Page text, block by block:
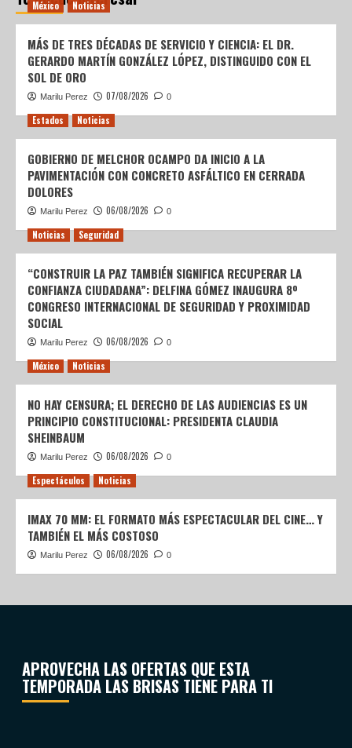
México Noticias
MÁS DE TRES DÉCADAS DE SERVICIO Y CIENCIA: EL DR.
GERARDO MARTÍN GONZÁLEZ LÓPEZ, DISTINGUIDO CON EL
SOL DE ORO
Marilu Perez 07/08/2026 0
Estados Noticias
GOBIERNO DE MELCHOR OCAMPO DA INICIO A LA
PAVIMENTACIÓN CON CONCRETO ASFÁLTICO EN CERRADA
DOLORES
Marilu Perez 06/08/2026 0
Noticias Seguridad
“CONSTRUIR LA PAZ TAMBIÉN SIGNIFICA RECUPERAR LA
CONFIANZA CIUDADANA”: DELFINA GÓMEZ INAUGURA 8º
CONGRESO INTERNACIONAL DE SEGURIDAD Y PROXIMIDAD
SOCIAL
Marilu Perez 06/08/2026 0
México Noticias
NO HAY CENSURA; EL DERECHO DE LAS AUDIENCIAS ES UN
PRINCIPIO CONSTITUCIONAL: PRESIDENTA CLAUDIA
SHEINBAUM
Marilu Perez 06/08/2026 0
Espectáculos Noticias
IMAX 70 MM: EL FORMATO MÁS ESPECTACULAR DEL CINE… Y
TAMBIÉN EL MÁS COSTOSO
Marilu Perez 06/08/2026 0
APROVECHA LAS OFERTAS QUE ESTA
TEMPORADA LAS BRISAS TIENE PARA TI